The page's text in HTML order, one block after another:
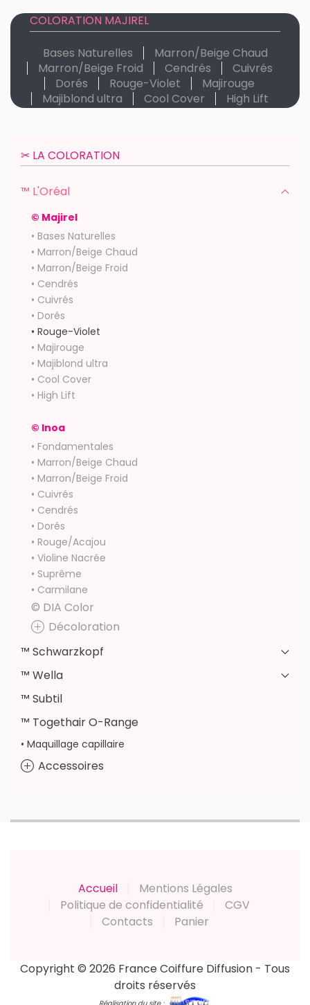
COLORATION MAJIREL
Bases Naturelles
Marron/Beige Chaud
Marron/Beige Froid
Cendrés
Cuivrés
Dorés
Rouge-Violet
Majirouge
Majiblond ultra
Cool Cover High Lift
✂︎ LA COLORATION
™ L'Oréal
© Majirel
• Bases Naturelles
• Marron/Beige Chaud
• Marron/Beige Froid
• Cendrés
• Cuivrés
• Dorés
• Rouge-Violet
• Majirouge
• Majiblond ultra
• Cool Cover
• High Lift
© Inoa
• Fondamentales
• Marron/Beige Chaud
• Marron/Beige Froid
• Cuivrés
• Cendrés
• Dorés
• Rouge/Acajou
• Violine Nacrée
• Suprême
• Carmilane
© DIA Color
Décoloration
™ Schwarzkopf
™ Wella
™ Subtil
™ Togethair O-Range
• Maquillage capillaire
Accessoires
Accueil
Mentions Légales
Politique de confidentialité
CGV
Contacts
Panier
Copyright © 2026 France Coiffure Diffusion - Tous
droits réservés